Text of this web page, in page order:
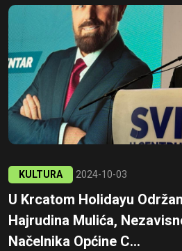
KULTURA 2024-10-03
U Krcatom Holidayu
Hajrudina Mulića,
Načelnika Općine C...